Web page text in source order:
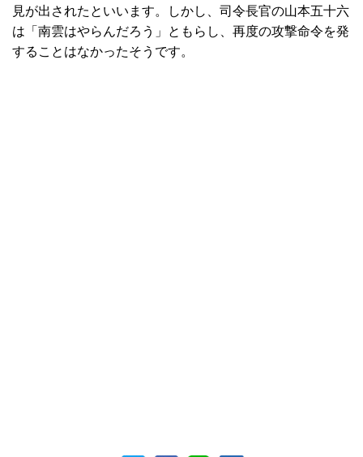
見が出されたといいます。しかし、司令長官の山本五十六
は「南雲はやらんだろう」ともらし、再度の攻撃命令を発
することはなかったそうです。